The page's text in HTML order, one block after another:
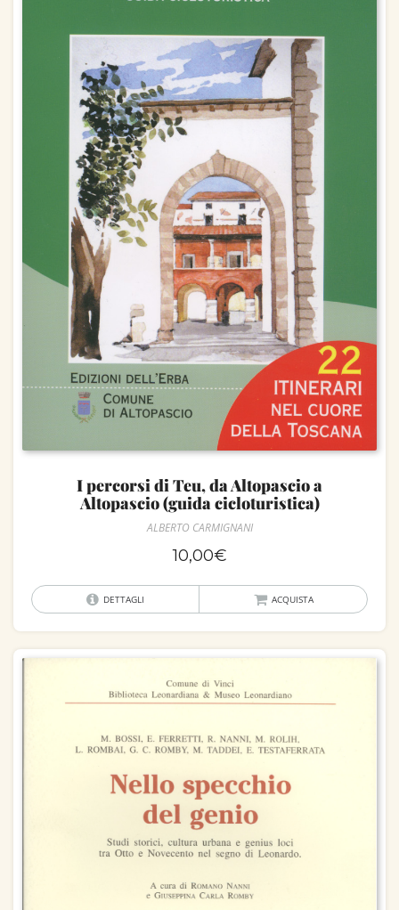
I percorsi di Teu, da Altopascio a
Altopascio (guida cicloturistica)
ALBERTO CARMIGNANI
10,00€
DETTAGLI ACQUISTA